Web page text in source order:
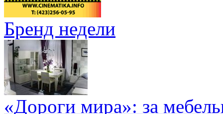
Бренд недели
«Дороги мира»: за